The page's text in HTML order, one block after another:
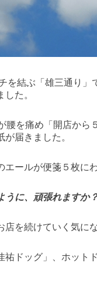
を結ぶ「雄三通り
た。
腰を痛め「開店か
届きました。
ールが便箋５枚に
うに、頑張れますか
店を続けていく気に
祐ドッグ」、ホッ